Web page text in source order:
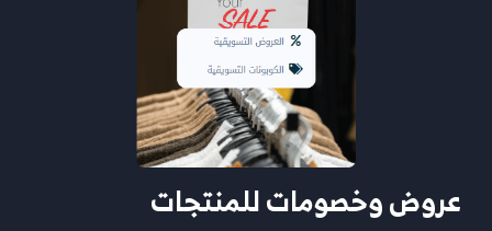
عروض وخصومات للمنتجات